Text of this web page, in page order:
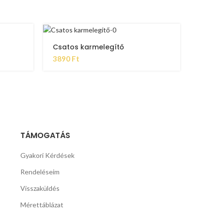
Csatos karmelegítő
3890 Ft
TÁMOGATÁS
Gyakori Kérdések
Rendeléseim
Visszaküldés
Mérettáblázat